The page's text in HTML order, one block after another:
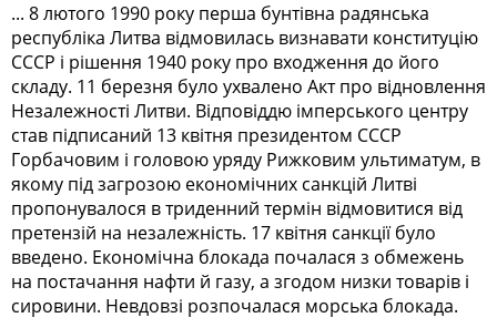
... 8 лютого 1990 року перша бунтівна радянська
республіка Литва відмовилась визнавати конституцію
СССР і рішення 1940 року про входження до його
складу. 11 березня було ухвалено Акт про відновлення
Незалежності Литви. Відповіддю імперського центру
став підписаний 13 квітня президентом СССР
Горбачовим і головою уряду Рижковим ультиматум, в
якому під загрозою економічних санкцій Литві
пропонувалося в триденний термін відмовитися від
претензій на незалежність. 17 квітня санкції було
введено. Економічна блокада почалася з обмежень
на постачання нафти й газу, а згодом низки товарів і
сировини. Невдовзі розпочалася морська блокада.